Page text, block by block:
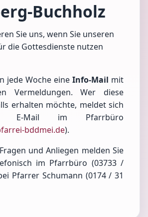
Buchholz
Sie uns, wenn Sie unseren
die Gottesdienste nutzen
jede Woche eine Info-Mail mit
Vermeldungen. Wer diese
erhalten möchte, meldet sich
E-Mail im Pfarrbüro
bddmei.de).
und Anliegen melden Sie
im Pfarrbüro (03733 /
Pfarrer Schumann (0174 / 31